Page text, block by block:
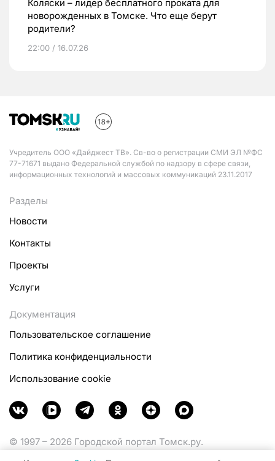
Коляски – лидер бесплатного проката для
новорожденных в Томске. Что еще берут
родители?
22:00 / 16.07.26
Учредитель ООО «Дайджест ТВ». Св-во о регистрации СМИ ЭЛ №ФС
77-71671 выдано Федеральной службой по надзору в сфере связи,
информационных технологий и массовых коммуникаций 23.11.2017
Разделы
Новости
Контакты
Проекты
Услуги
Документация
Пользовательское соглашение
Политика конфиденциальности
Использование cookie
© 1997 – 2026 Городской портал Томск.ру.